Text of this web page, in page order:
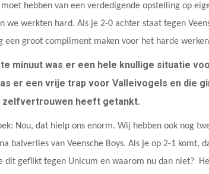
hebben van een verdedigende opstelling op
we werkten hard. Als je 2-0 achter staat tegen
een groot compliment maken voor het harde
minuut was er een hele knullige situatie
er een vrije trap voor Valleivogels en die
zelfvertrouwen heeft getankt.
Nou, dat hielp ons enorm. Wij hebben ook nog
balverlies van Veensche Boys. Als je op 2-1 komt,
dit geflikt tegen Unicum en waarom nu dan niet?